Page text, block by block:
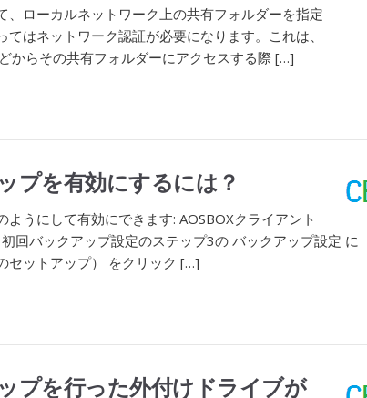
、ローカルネットワーク上の共有フォルダーを指定
はネットワーク認証が必要になります。これは、
からその共有フォルダーにアクセスする際 […]
プを有効にするには？
うにして有効にできます: AOSBOXクライアント
回バックアップ設定のステップ3の バックアップ設定 に
セットアップ） をクリック […]
プを行った外付けドライブが